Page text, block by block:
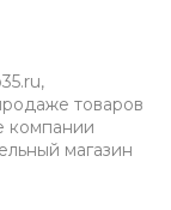
товаров
компании
магазин